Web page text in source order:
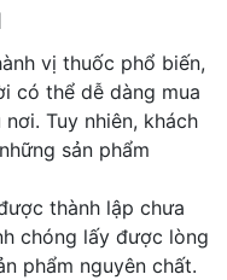
vị thuốc phổ biến,
có thể dễ dàng mua
Tuy nhiên, khách
sản phẩm
thành lập chưa
chóng lấy được lòng
phẩm nguyên chất.